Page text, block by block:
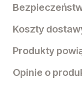
Koszty
Cena nie zawiera
Produkty
Opinie o